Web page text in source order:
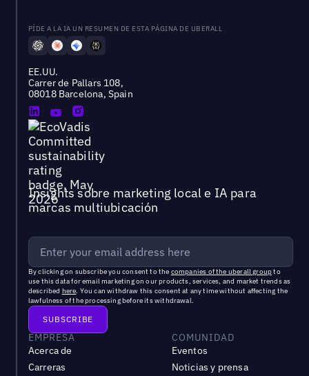
PÍDE A LA IA UN RESUMEN DE ESTA PÁGINA DE UBERALL
EE.UU.
Carrer de Pallars 108,
08018 Barcelona, Spain
Insights sobre marketing local e IA para
marcas multiubicación
By clicking on subscribe you consent to the companies of the uberall groupto
use this data for email marketing on our products, services, and market trends as
described here. You can withdraw this consent at any time without affecting the
lawfulness of the processing before its withdrawal.
EMPRESA
Acerca de
Carreras
COMUNIDAD
Eventos
Noticias y prensa